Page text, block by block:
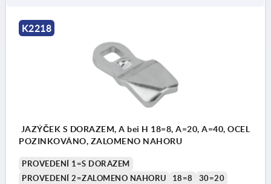
K2218
JAZÝČEK S DORAZEM, A bei H 18=8, A=20, A=40, OCEL
POZINKOVÁNO, ZALOMENO NAHORU
PROVEDENÍ 1=S DORAZEM
PROVEDENÍ 2=ZALOMENO NAHORU
18=8
30=20